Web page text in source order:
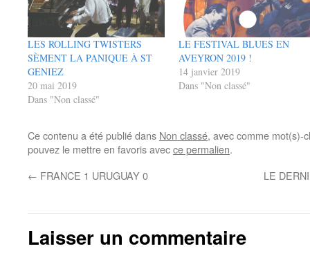
LES ROLLING TWISTERS
SÈMENT LA PANIQUE À ST
GENIEZ
20 mai 2019
Dans "Non classé"
LE FESTIVAL BLUES EN
AVEYRON 2019 !
14 janvier 2019
Dans "Non classé"
Ce contenu a été publié dans Non classé, avec comme mot(s)-
pouvez le mettre en favoris avecce permalien.
← FRANCE 1 URUGUAY 0 LE
Laisser un commentaire